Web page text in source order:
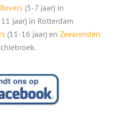
Bevers (5-7 jaar) in
jaar) in Rotterdam
(11-16 jaar) enZeearenden